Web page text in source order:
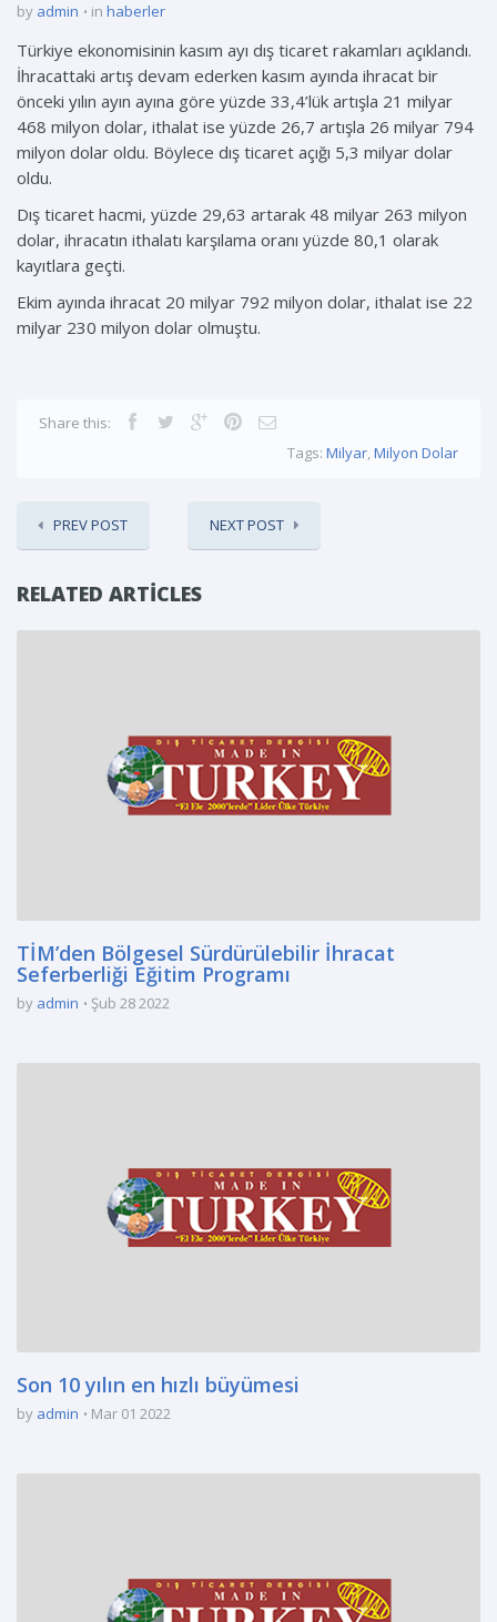
by admin in haberler
Türkiye ekonomisinin kasım ayı dış ticaret rakamları açıklandı.
İhracattaki artış devam ederken kasım ayında ihracat bir
önceki yılın ayın ayına göre yüzde 33,4’lük artışla 21 milyar
468 milyon dolar, ithalat ise yüzde 26,7 artışla 26 milyar 794
milyon dolar oldu. Böylece dış ticaret açığı 5,3 milyar dolar
oldu.
Dış ticaret hacmi, yüzde 29,63 artarak 48 milyar 263 milyon
dolar, ihracatın ithalatı karşılama oranı yüzde 80,1 olarak
kayıtlara geçti.
Ekim ayında ihracat 20 milyar 792 milyon dolar, ithalat ise 22
milyar 230 milyon dolar olmuştu.
Share this:
Tags: Milyar,Milyon Dolar
PREV POST NEXT POST
RELATED ARTICLES
TİM’den Bölgesel Sürdürülebilir İhracat
Seferberliği Eğitim Programı
by admin Şub 28 2022
Son 10 yılın en hızlı büyümesi
by admin Mar 01 2022